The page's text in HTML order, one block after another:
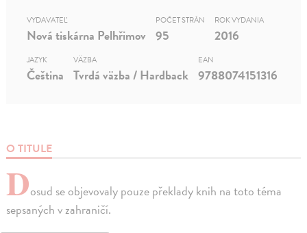
O TITULE
Dosud se objevovaly pouze překlady knih na toto téma
sepsaných v zahraničí.
VYDAVATEĽ
Nová tiskárna Pelhřimov
POČET STRÁN
95
ROK VYDANIA
2016
JAZYK
Čeština
VÄZBA
Tvrdá väzba / Hardback
EAN
9788074151316